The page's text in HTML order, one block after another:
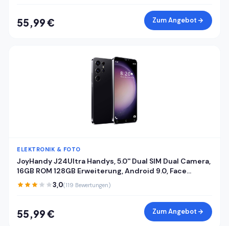
55,99 € Zum Angebot
ELEKTRONIK & FOTO
JoyHandy J24Ultra Handys, 5.0'' Dual SIM Dual Camera,
16GB ROM 128GB Erweiterung, Android 9.0, Face
ID/WiFi/GPS 3G Handys (Black)
3,0(119 Bewertungen)
55,99 € Zum Angebot